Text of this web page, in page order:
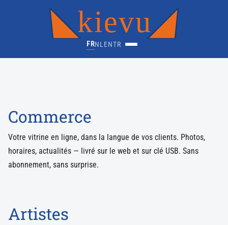
kievu
FRNL ENTR
Commerce
Votre vitrine en ligne, dans la langue de vos clients. Photos,
horaires, actualités — livré sur le web et sur clé USB. Sans
abonnement, sans surprise.
Artistes